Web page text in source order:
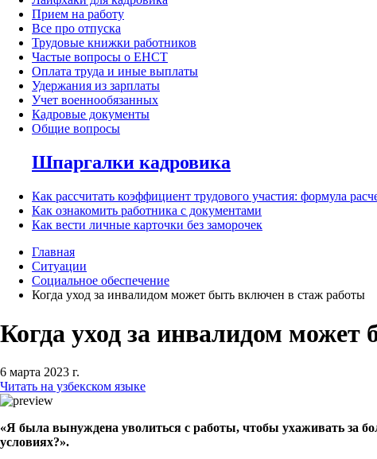
Прием на работу
Все про отпуска
Трудовые книжки работников
Частые вопросы о ЕНСТ
Оплата труда и иные выплаты
Удержания из зарплаты
Учет военнообязанных
Кадровые документы
Общие вопросы
Шпаргалки кадровика
Как рассчитать коэффициент трудового участия: формула
Как ознакомить работника с документами
Как вести личные карточки без заморочек
Главная
Ситуации
Социальное обеспечение
Когда уход за инвалидом может быть включен в стаж работы
Когда уход за инвалидом
6 марта 2023 г.
Читать на узбекском языке
«Я была вынуждена уволиться с работы, чтобы ухаживать за
условиях?».